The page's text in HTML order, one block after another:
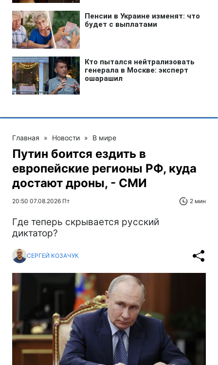
Главная » Новости » В мире
Путин боится ездить в
европейские регионы РФ, куда
достают дроны, - СМИ
20:50 07.08.2026 Пт 2 мин
Где теперь скрывается русский
диктатор?
СЕРГЕЙ КОЗАЧУК